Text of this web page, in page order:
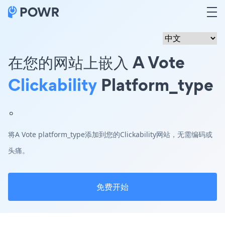
在您的网站上嵌入 A Vote
Clickability Platform_type
。
将A Vote platform_type添加到您的Clickability网站，无需编码或
头痛。
免费开始